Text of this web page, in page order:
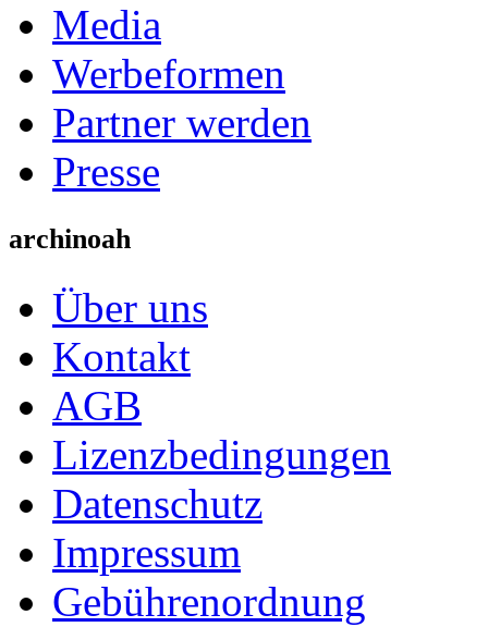
Media
Werbeformen
Partner werden
Presse
archinoah
Über uns
Kontakt
AGB
Lizenzbedingungen
Datenschutz
Impressum
Gebührenordnung